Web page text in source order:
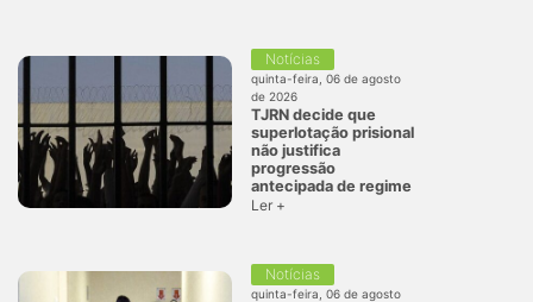
Notícias
quinta-feira, 06 de agosto
de 2026
TJRN decide que
superlotação prisional
não justifica
progressão
antecipada de regime
Ler +
Notícias
quinta-feira, 06 de agosto